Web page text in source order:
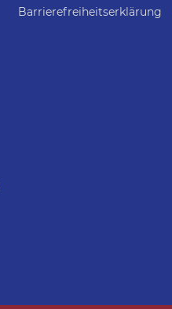
Barrierefreiheitserklärung